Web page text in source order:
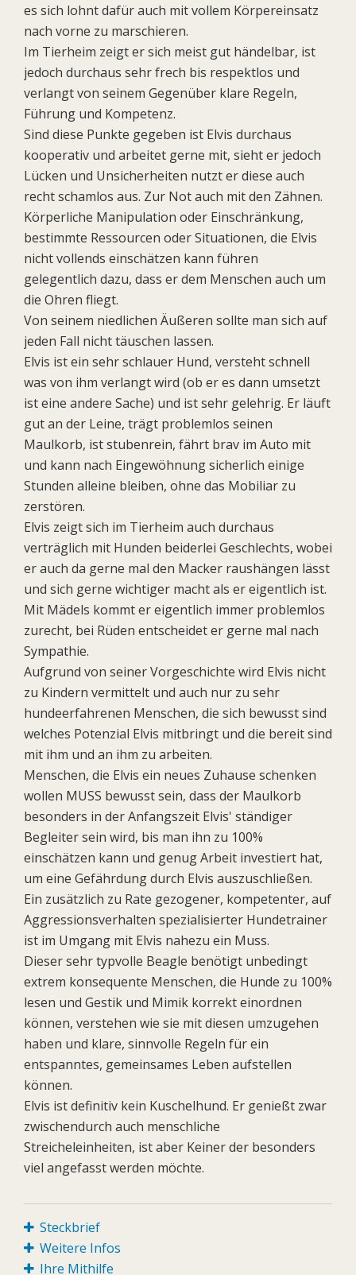
es sich lohnt dafür auch mit vollem Körpereinsatz
nach vorne zu marschieren.
Im Tierheim zeigt er sich meist gut händelbar, ist
jedoch durchaus sehr frech bis respektlos und
verlangt von seinem Gegenüber klare Regeln,
Führung und Kompetenz.
Sind diese Punkte gegeben ist Elvis durchaus
kooperativ und arbeitet gerne mit, sieht er jedoch
Lücken und Unsicherheiten nutzt er diese auch
recht schamlos aus. Zur Not auch mit den Zähnen.
Körperliche Manipulation oder Einschränkung,
bestimmte Ressourcen oder Situationen, die Elvis
nicht vollends einschätzen kann führen
gelegentlich dazu, dass er dem Menschen auch um
die Ohren fliegt.
Von seinem niedlichen Äußeren sollte man sich auf
jeden Fall nicht täuschen lassen.
Elvis ist ein sehr schlauer Hund, versteht schnell
was von ihm verlangt wird (ob er es dann umsetzt
ist eine andere Sache) und ist sehr gelehrig. Er läuft
gut an der Leine, trägt problemlos seinen
Maulkorb, ist stubenrein, fährt brav im Auto mit
und kann nach Eingewöhnung sicherlich einige
Stunden alleine bleiben, ohne das Mobiliar zu
zerstören.
Elvis zeigt sich im Tierheim auch durchaus
verträglich mit Hunden beiderlei Geschlechts, wobei
er auch da gerne mal den Macker raushängen lässt
und sich gerne wichtiger macht als er eigentlich ist.
Mit Mädels kommt er eigentlich immer problemlos
zurecht, bei Rüden entscheidet er gerne mal nach
Sympathie.
Aufgrund von seiner Vorgeschichte wird Elvis nicht
zu Kindern vermittelt und auch nur zu sehr
hundeerfahrenen Menschen, die sich bewusst sind
welches Potenzial Elvis mitbringt und die bereit sind
mit ihm und an ihm zu arbeiten.
Menschen, die Elvis ein neues Zuhause schenken
wollen MUSS bewusst sein, dass der Maulkorb
besonders in der Anfangszeit Elvis' ständiger
Begleiter sein wird, bis man ihn zu 100%
einschätzen kann und genug Arbeit investiert hat,
um eine Gefährdung durch Elvis auszuschließen.
Ein zusätzlich zu Rate gezogener, kompetenter, auf
Aggressionsverhalten spezialisierter Hundetrainer
ist im Umgang mit Elvis nahezu ein Muss.
Dieser sehr typvolle Beagle benötigt unbedingt
extrem konsequente Menschen, die Hunde zu 100%
lesen und Gestik und Mimik korrekt einordnen
können, verstehen wie sie mit diesen umzugehen
haben und klare, sinnvolle Regeln für ein
entspanntes, gemeinsames Leben aufstellen
können.
Elvis ist definitiv kein Kuschelhund. Er genießt zwar
zwischendurch auch menschliche
Streicheleinheiten, ist aber Keiner der besonders
viel angefasst werden möchte.
Steckbrief
Weitere Infos
Ihre Mithilfe